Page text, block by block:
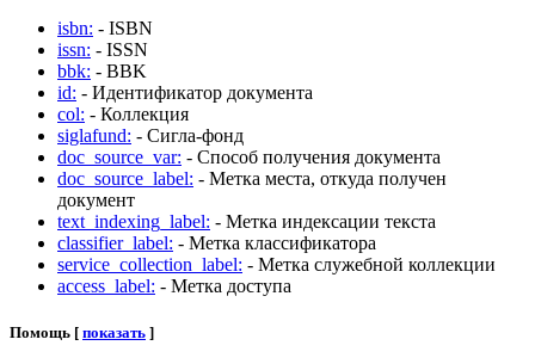
isbn: - ISBN
issn: - ISSN
bbk: - BBK
id: - Идентификатор документа
col: - Коллекция
siglafund: - Сигла-фонд
doc_source_var: - Способ получения документа
doc_source_label: - Метка места, откуда получен
документ
text_indexing_label: - Метка индексации текста
classifier_label: - Метка классификатора
service_collection_label: - Метка служебной коллекции
access_label: - Метка доступа
Помощь [ показать ]